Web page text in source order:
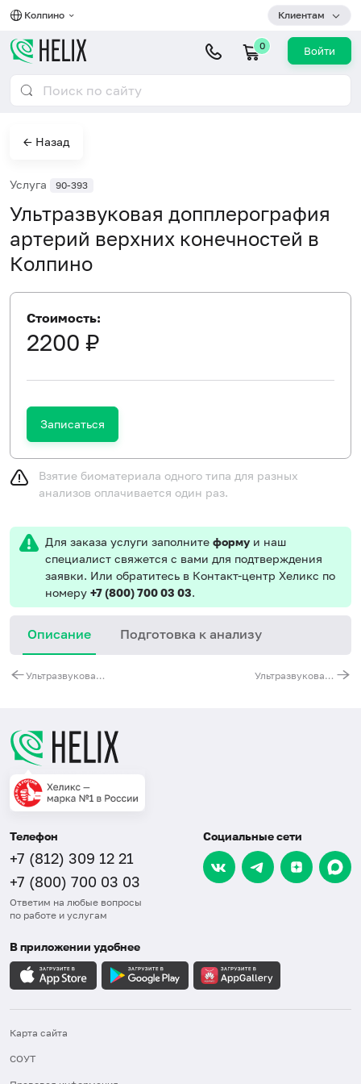
Колпино Клиентам
0 Войти
← Назад
Услуга 90-393
Ультразвуковая допплерография
артерий верхних конечностей в
Колпино
Стоимость:
2200 ₽
Записаться
Взятие биоматериала одного типа для разных
анализов оплачивается один раз.
Для заказа услуги заполните форму и наш
специалист свяжется с вами для подтверждения
заявки. Или обратитесь в Контакт-центр Хеликс по
номеру +7 (800) 700 03 03.
Описание Подготовка к анализу
Ультразвуковая допплерография сосудов (артерий и вен) (нижние конечности) Ультразвуковая допплерография вен верхних конечностей
Телефон
+7 (812) 309 12 21
+7 (800) 700 03 03
Ответим на любые вопросы
по работе и услугам
Социальные сети
В приложении удобнее
Карта сайта
СОУТ